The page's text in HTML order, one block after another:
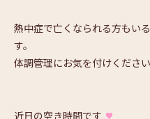
熱中症で亡くなられる方もい
す。
体調管理にお気を付けください
近日の空き時間です